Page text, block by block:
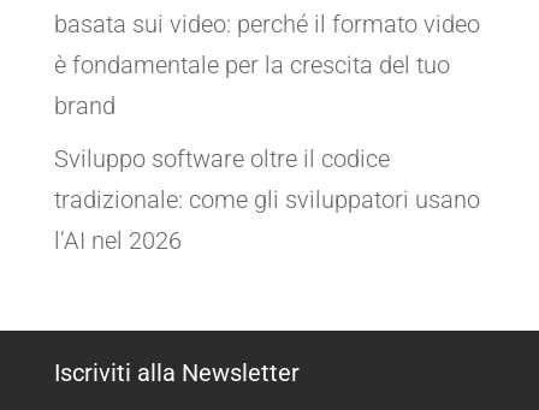
basata sui video: perché il formato video
è fondamentale per la crescita del tuo
brand
Sviluppo software oltre il codice
tradizionale: come gli sviluppatori usano
l’AI nel 2026
Iscriviti alla Newsletter